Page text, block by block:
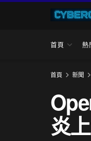
首頁 熱
首頁 新聞
炎